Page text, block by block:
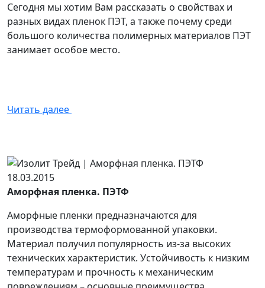
Сегодня мы хотим Вам рассказать о свойствах и
разных видах пленок ПЭТ, а также почему среди
большого количества полимерных материалов ПЭТ
занимает особое место.
Читать далее
18.03.2015
Аморфная пленка. ПЭТФ
Аморфные пленки предназначаются для
производства термоформованной упаковки.
Материал получил популярность из-за высоких
технических характеристик. Устойчивость к низким
температурам и прочность к механическим